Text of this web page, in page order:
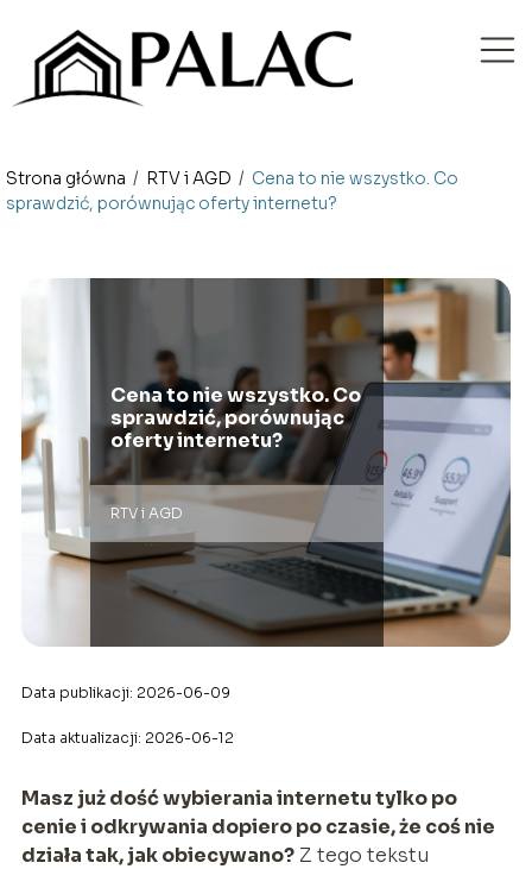
Strona główna / RTV i AGD / Cena to nie wszystko. Co
sprawdzić, porównując oferty internetu?
Cena to nie wszystko. Co
sprawdzić, porównując
oferty internetu?
RTV i AGD
Data publikacji: 2026-06-09
Data aktualizacji: 2026-06-12
Masz już dość wybierania internetu tylko po
cenie i odkrywania dopiero po czasie, że coś nie
działa tak, jak obiecywano?Z tego tekstu